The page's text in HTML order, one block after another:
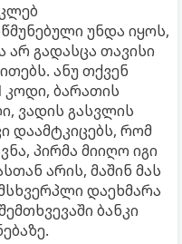
უნდა იყოს,
გადასცა თავისი
ანუ თქვენ
კოდი, ბარათის
ვადის გასვლის
დაამტკიცებს, რომ
პირმა მიიღო იგი
არის, მაშინ მას
დაეხმარა
ბანკი